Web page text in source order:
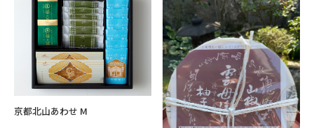
京都北山あわせ M